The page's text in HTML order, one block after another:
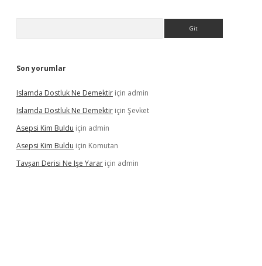
Son yorumlar
Islamda Dostluk Ne Demektir için admin
Islamda Dostluk Ne Demektir için Şevket
Asepsi Kim Buldu için admin
Asepsi Kim Buldu için Komutan
Tavşan Derisi Ne Işe Yarar için admin